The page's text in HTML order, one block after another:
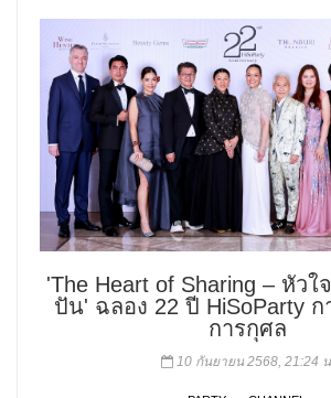
'The Heart of Sharing – หัวใ
ปัน' ฉลอง 22 ปี HiSoParty ก
การกุศล
10 กันยายน 2568, 21:24